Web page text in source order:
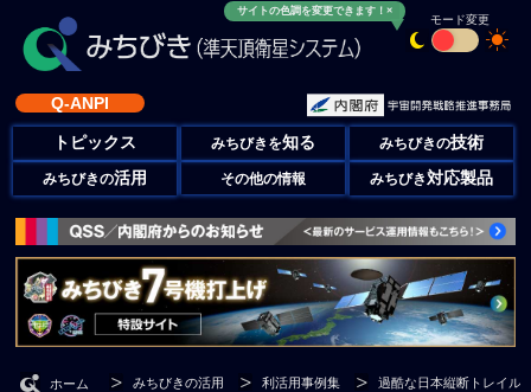
サイトの色調を変更できます！×
モード変更
Q-ANPI
トピックス みちびきを知る みちびきの技術
みちびきの活用 その他の情報 みちびき対応製品
ホーム みちびきの活用 利活用事例集 過酷な日本縦断トレイル